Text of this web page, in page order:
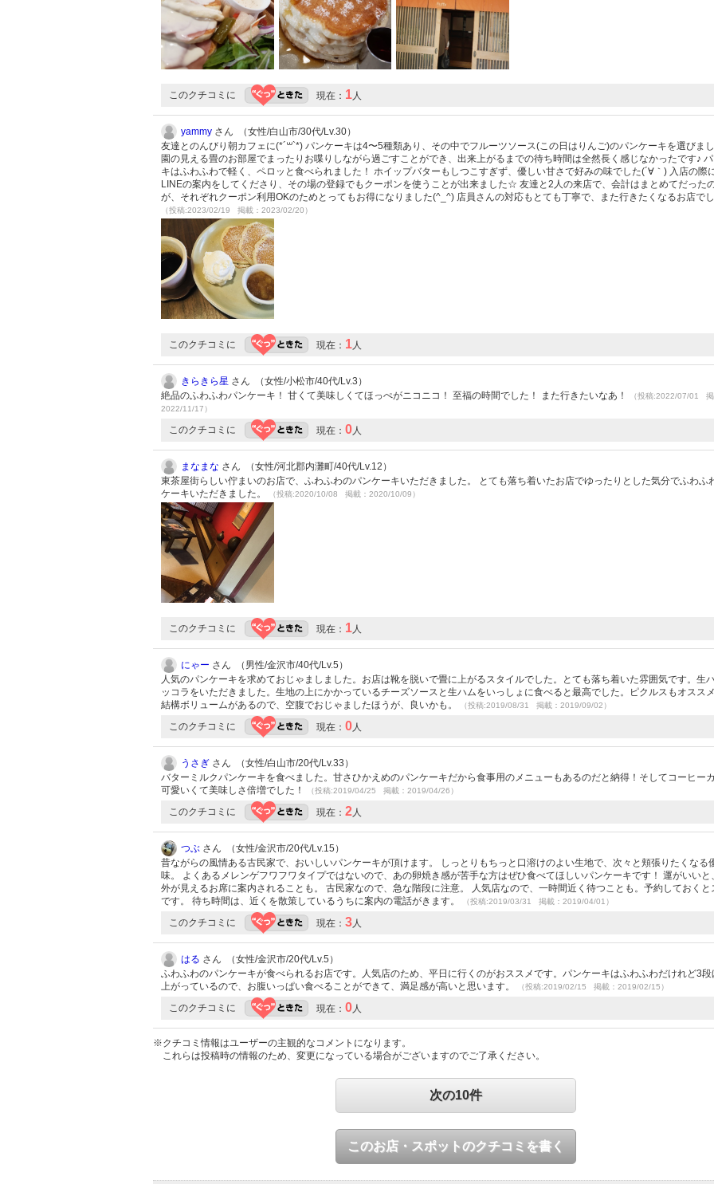
このクチコミに 現在： 1人
yammy さん （女性/白山市/30代/Lv.30）
友達とのんびり朝カフェに(*´꒳`*) パンケーキは4〜5種類あり、その中でフルーツソース(この日はりんご)のパンケーキを選びま
園の見える畳のお部屋でまったりお喋りしながら過ごすことができ、出来上がるまでの待ち時間は全然長く感じなかったです♪
キはふわふわで軽く、ペロッと食べられました！ ホイップバターもしつこすぎず、優しい甘さで好みの味でした(´∀｀) 入店の際
LINEの案内をしてくださり、その場の登録でもクーポンを使うことが出来ました☆ 友達と2人の来店で、会計はまとめてだった
が、それぞれクーポン利用OKのためとってもお得になりました(^_^) 店員さんの対応もとても丁寧で、また行きたくなるお店で
（投稿:2023/02/19 掲載：2023/02/20）
このクチコミに 現在： 1人
きらきら星 さん （女性/小松市/40代/Lv.3）
絶品のふわふわパンケーキ！ 甘くて美味しくてほっぺがニコニコ！ 至福の時間でした！ また行きたいなあ！
（投稿:2022/07/01
2022/11/17）
このクチコミに 現在： 0人
まなまな さん （女性/河北郡内灘町/40代/Lv.12）
東茶屋街らしい佇まいのお店で、ふわふわのパンケーキいただきました。 とても落ち着いたお店でゆったりとした気分でふわふ
ケーキいただきました。
（投稿:2020/10/08 掲載：2020/10/09）
このクチコミに 現在： 1人
にゃー さん （男性/金沢市/40代/Lv.5）
人気のパンケーキを求めておじゃましました。お店は靴を脱いで畳に上がるスタイルでした。とても落ち着いた雰囲気です。生
ッコラをいただきました。生地の上にかかっているチーズソースと生ハムをいっしょに食べると最高でした。ピクルスもオスス
結構ボリュームがあるので、空腹でおじゃましたほうが、良いかも。
（投稿:2019/08/31 掲載：2019/09/02）
このクチコミに 現在： 0人
うさぎ さん （女性/白山市/20代/Lv.33）
バターミルクパンケーキを食べました。甘さひかえめのパンケーキだから食事用のメニューもあるのだと納得！そしてコーヒー
可愛いくて美味しさ倍増でした！
（投稿:2019/04/25 掲載：2019/04/26）
このクチコミに 現在： 2人
つぶ さん （女性/金沢市/20代/Lv.15）
昔ながらの風情ある古民家で、おいしいパンケーキが頂けます。 しっとりもちっと口溶けのよい生地で、次々と頬張りたくなる
味。 よくあるメレンゲフワフワタイプではないので、あの卵焼き感が苦手な方はぜひ食べてほしいパンケーキです！ 運がいいと
外が見えるお席に案内されることも。 古民家なので、急な階段に注意。 人気店なので、一時間近く待つことも。予約しておくと
です。 待ち時間は、近くを散策しているうちに案内の電話がきます。
（投稿:2019/03/31 掲載：2019/04/01）
このクチコミに 現在： 3人
はる さん （女性/金沢市/20代/Lv.5）
ふわふわのパンケーキが食べられるお店です。人気店のため、平日に行くのがおススメです。パンケーキはふわふわだけれど3段
上がっているので、お腹いっぱい食べることができて、満足感が高いと思います。
（投稿:2019/02/15 掲載：2019/02/15）
このクチコミに 現在： 0人
※クチコミ情報はユーザーの主観的なコメントになります。
これらは投稿時の情報のため、変更になっている場合がございますのでご了承ください。
次の10件
このお店・スポットのクチコミを書く